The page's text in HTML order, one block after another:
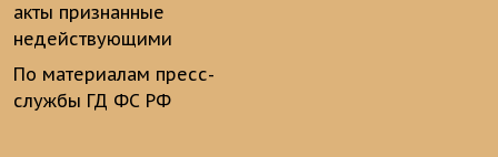
акты признанные
недействующими
По материалам пресс-
службы ГД ФС РФ